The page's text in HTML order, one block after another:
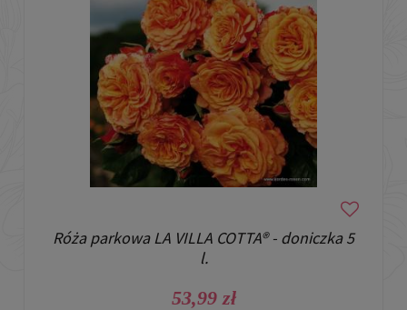
Róża parkowa LA VILLA COTTA® - doniczka 5
l.
53,99 zł